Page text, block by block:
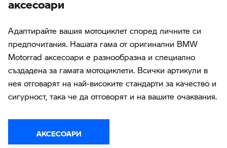
Адаптирайте вашия мотоциклет според личните си
предпочитания. Нашата гама от оригинални BMW
Motorrad аксесоари е разнообразна и специално
създадена за гамата мотоциклети. Всички артикули в
нея отговарят на най-високите стандарти за качество и
сигурност, така че да отговорят и на вашите очаквания.
АКСЕСОАРИ